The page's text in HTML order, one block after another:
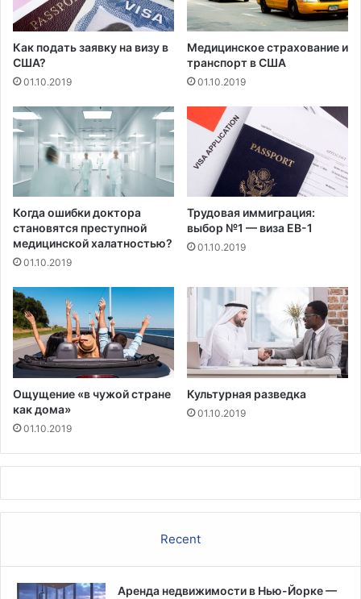
к
ы
м
з
к
о
м
ц
н
о
в
и
а
п
а
о
н
е
Как подать заявку на визу в
США?
01.10.2019
Медицинское страхование и
транспорт в США
01.10.2019
Когда ошибки доктора
становятся преступной
медицинской халатностью?
01.10.2019
Трудовая иммиграция:
выбор №1 — виза EB-1
01.10.2019
Ощущение «в чужой стране
как дома»
01.10.2019
Культурная разведка
01.10.2019
Recent
Аренда недвижимости в Нью-Йорке —